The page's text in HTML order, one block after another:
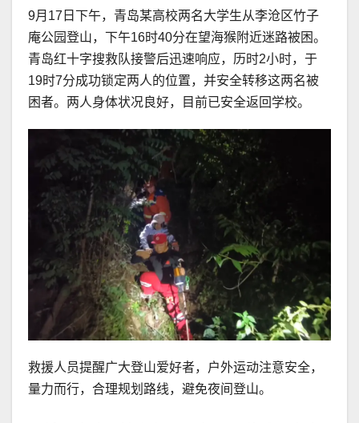
9月17日下午，青岛某高校两名大学生从李沧区竹子
庵公园登山，下午16时40分在望海猴附近迷路被困。
青岛红十字搜救队接警后迅速响应，历时2小时，于
19时7分成功锁定两人的位置，并安全转移这两名被
困者。两人身体状况良好，目前已安全返回学校。
救援人员提醒广大登山爱好者，户外运动注意安全，
量力而行，合理规划路线，避免夜间登山。